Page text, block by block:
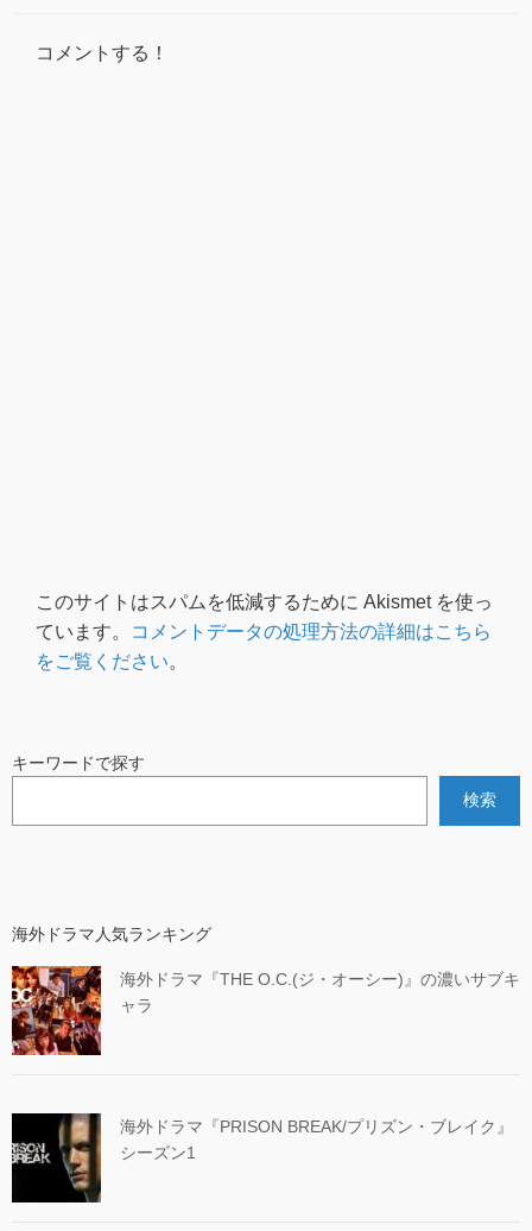
コメントする！
このサイトはスパムを低減するために Akismet を使っ
ています。
コメントデータの処理方法の詳細はこちら
をご覧ください。
キーワードで探す
検索
海外ドラマ人気ランキング
海外ドラマ『THE O.C.(ジ・オーシー)』の濃いサブキ
ャラ
海外ドラマ『PRISON BREAK/プリズン・ブレイク』
シーズン1